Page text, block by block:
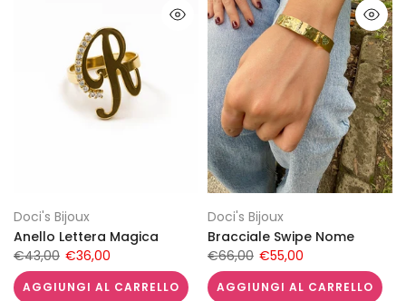
Doci's Bijoux
Anello Lettera Magica
€43,00 €36,00
AGGIUNGI AL CARRELLO
Doci's Bijoux
Bracciale Swipe Nome
€66,00 €55,00
AGGIUNGI AL CARRELLO